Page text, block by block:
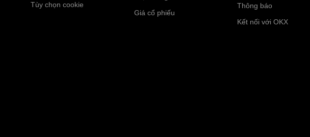
Tùy chọn cookie
Giá cổ phiếu
Thông báo
Kết nối với OKX